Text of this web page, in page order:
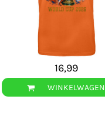
16,99
WINKELWAGEN